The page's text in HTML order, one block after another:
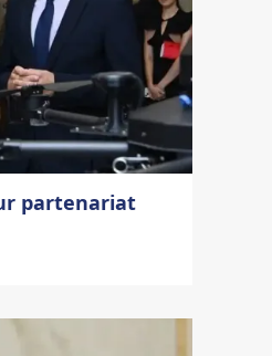
partenariat